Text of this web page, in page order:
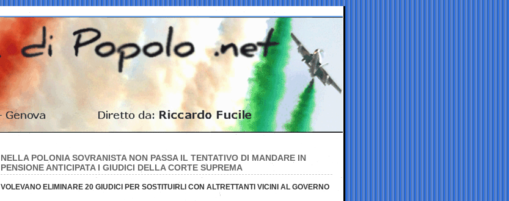
NELLA POLONIA SOVRANISTA NON PASSA IL TENTATIVO DI MANDARE IN
PENSIONE ANTICIPATA I GIUDICI DELLA CORTE SUPREMA
VOLEVANO ELIMINARE 20 GIUDICI PER SOSTITUIRLI CON ALTRETTANTI VICINI AL GOVERNO